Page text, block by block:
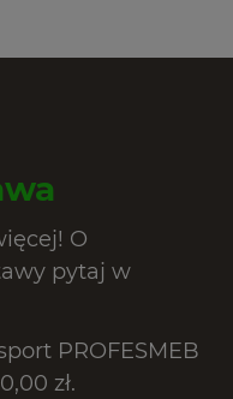
O
pytaj w
PROFESMEB
zł.